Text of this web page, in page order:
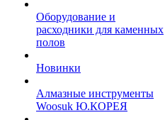
Оборудование и
расходники для каменных
полов
Новинки
Алмазные инструменты
Woosuk Ю.КОРЕЯ